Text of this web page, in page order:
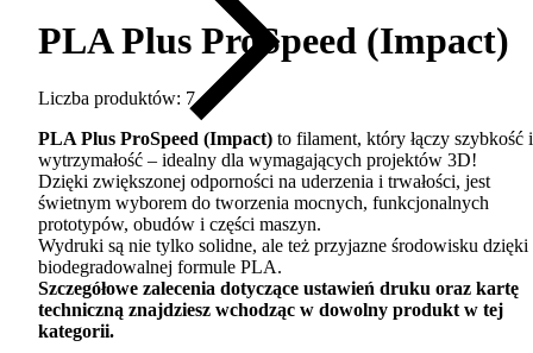
PLA Plus ProSpeed (Impact)
Liczba produktów: 7
PLA Plus ProSpeed (Impact) to filament, który łączy szybkość i
wytrzymałość – idealny dla wymagających projektów 3D!
Dzięki zwiększonej odporności na uderzenia i trwałości, jest
świetnym wyborem do tworzenia mocnych, funkcjonalnych
prototypów, obudów i części maszyn.
Wydruki są nie tylko solidne, ale też przyjazne środowisku dzięki
biodegradowalnej formule PLA.
Szczegółowe zalecenia dotyczące ustawień druku oraz kartę
techniczną znajdziesz wchodząc w dowolny produkt w tej
kategorii.